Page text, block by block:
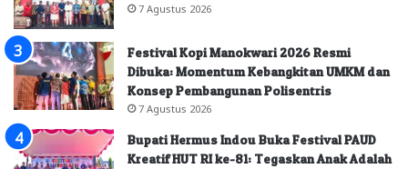
7 Agustus 2026
Festival Kopi Manokwari 2026 Resmi
Dibuka: Momentum Kebangkitan UMKM dan
Konsep Pembangunan Polisentris
7 Agustus 2026
Bupati Hermus Indou Buka Festival PAUD
Kreatif HUT RI ke-81: Tegaskan Anak Adalah